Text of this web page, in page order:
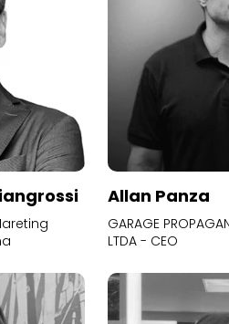
Allan Panza
GARAGE
LTDA - CEO